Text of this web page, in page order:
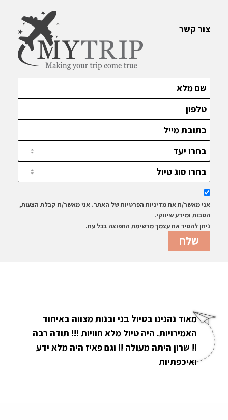
צור קשר
אני מאשר/ת את מדיניות הפרטיות של האתר. אני מאשר/ת קבלת הצעות,
הטבות ומידע שיווקי.
ניתן להסיר את עצמך מרשימת התפוצה בכל עת.
מאוד נהנינו בטיול בני ובנות מצווה באיחוד
האמירויות. היה טיול מלא חוויות !!! תודה רבה
!! שרון היתה מעולה !! וגם פאיז היה מלא ידע
ואיכפתיות